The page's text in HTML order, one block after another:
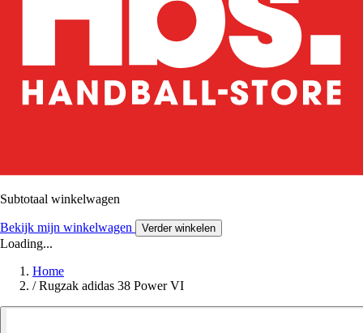
Subtotaal winkelwagen
Bekijk mijn winkelwagen Verder winkelen
Loading...
Home
/ Rugzak adidas 38 Power VI